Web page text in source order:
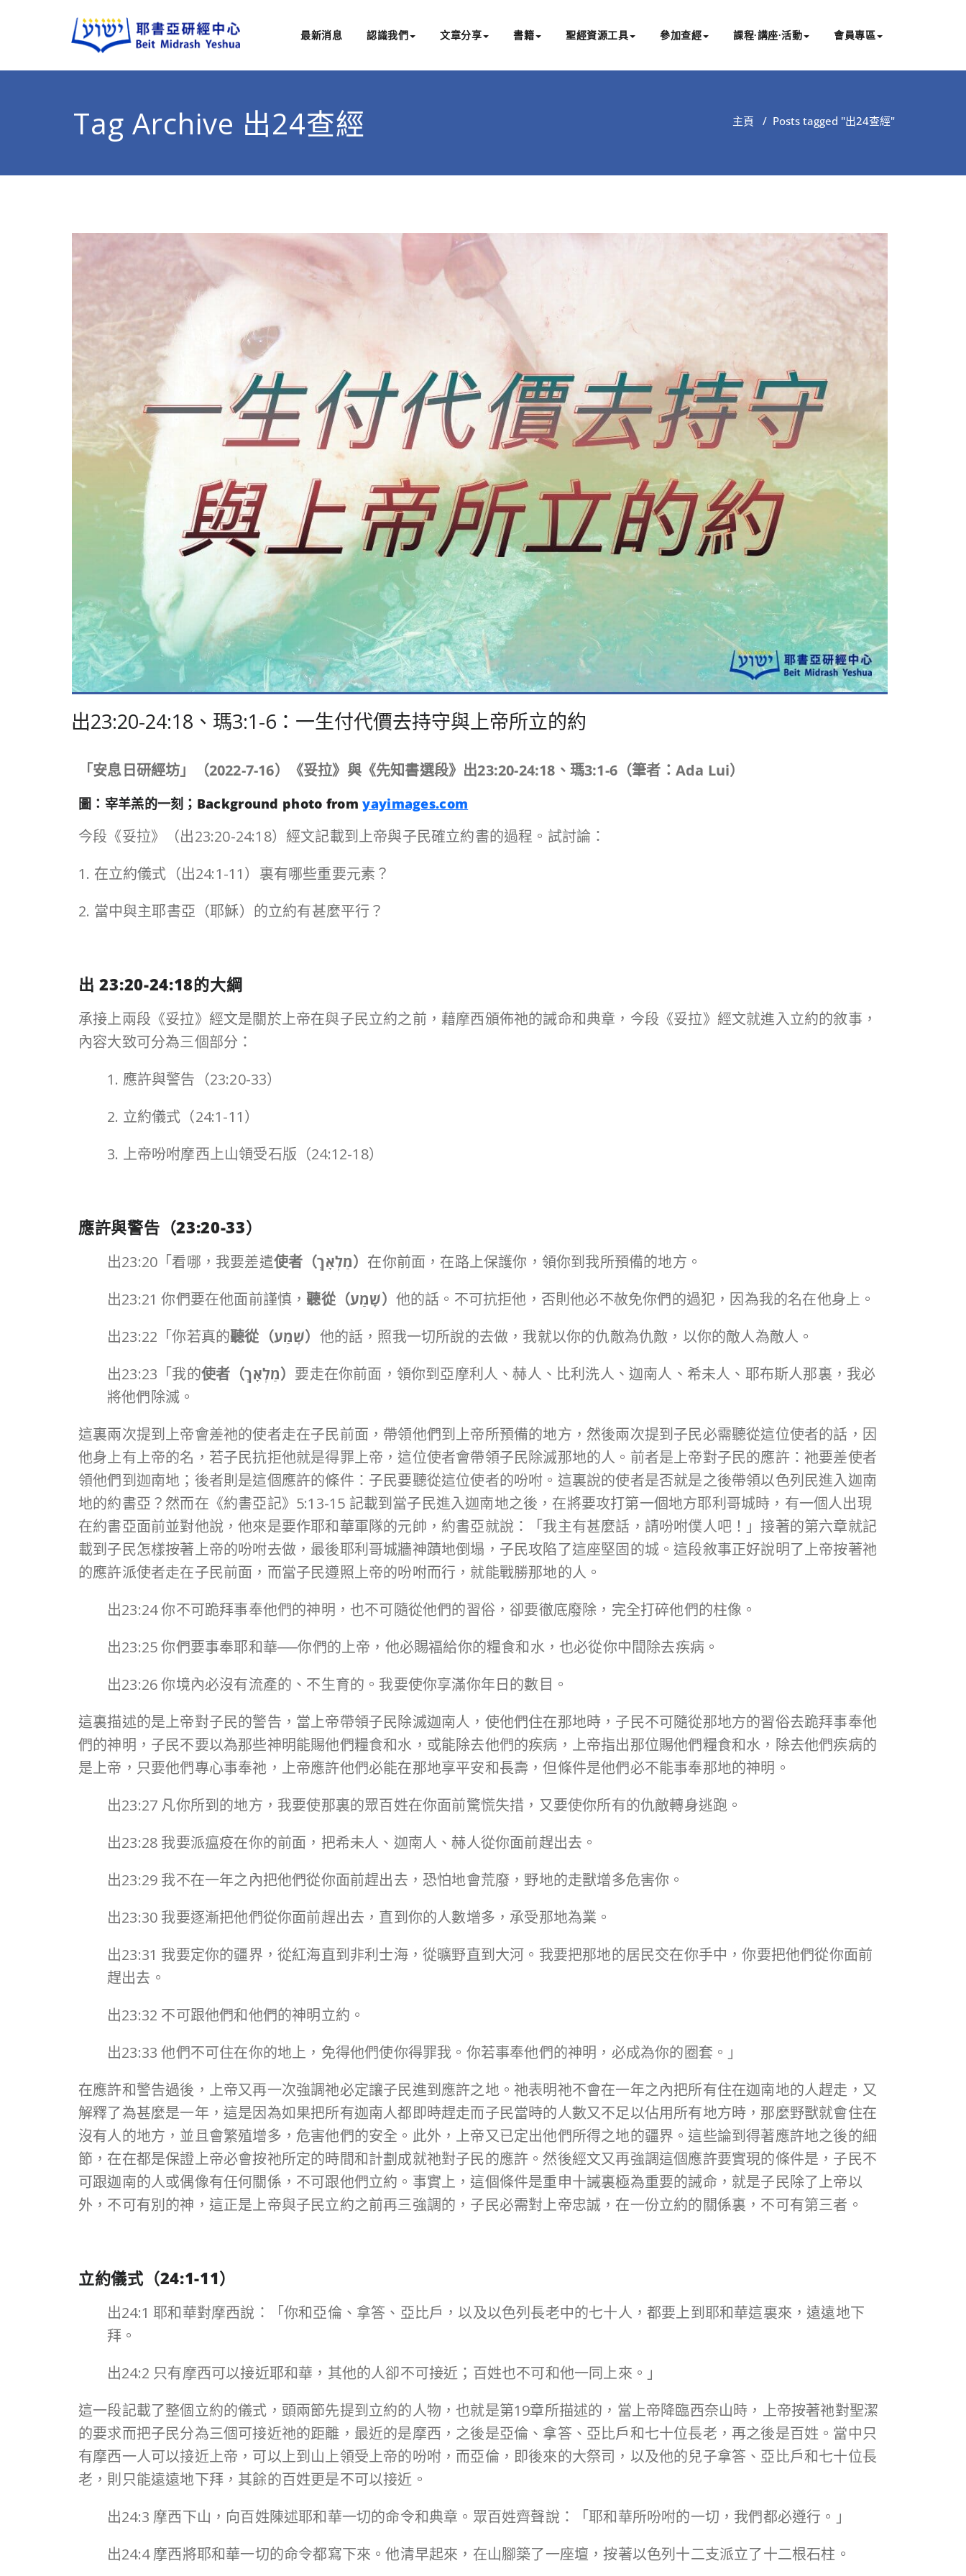
最新消息 認識我們 文章分享 書籍 聖經資源工具 參加查經 課程∙講座∙活動 會員專區
Tag Archive 出24查經 主頁 / Posts tagged "出24查經"
出23:20-24:18、瑪3:1-6：一生付代價去持守與上帝所立的約
「安息日研經坊」（2022-7-16）《妥拉》與《先知書選段》出23:20-24:18 、瑪3:1-6 （筆者： Ada Lui）
圖：宰羊羔的一刻；Background photo fromyayimages.com
今段《妥拉》（出23:20-24:18）經文記載到上帝與子民確立約書的過程。試討論：
1. 在立約儀式（出24:1-11）裏有哪些重要元素？
2. 當中與主耶書亞（耶穌）的立約有甚麼平行？
出 23:20-24:18的大綱
承接上兩段《妥拉》經文是關於上帝在與子民立約之前，藉摩西頒佈祂的誡命和典章，今段《妥拉》經文就進入立約的敘事，
內容大致可分為三個部分：
1. 應許與警告（23:20-33）
2. 立約儀式（24:1-11）
3. 上帝吩咐摩西上山領受石版（24:12-18）
應許與警告（23:20-33）
出23:20「看哪，我要差遣使者（מַלְאָךְ） 在你前面，在路上保護你，領你到我所預備的地方。
出23:21 你們要在他面前謹慎， 聽從（שָׁמַע） 他的話。不可抗拒他，否則他必不赦免你們的過犯，因為我的名在他身上。
出23:22「你若真的聽從（שָׁמַע） 他的話，照我一切所說的去做，我就以你的仇敵為仇敵，以你的敵人為敵人。
出23:23「我的使者（מַלְאָךְ） 要走在你前面，領你到亞摩利人、赫人、比利洗人、迦南人、希未人、耶布斯人那裏，我必
將他們除滅。
這裏兩次提到上帝會差祂的使者走在子民前面，帶領他們到上帝所預備的地方，然後兩次提到子民必需聽從這位使者的話，因
他身上有上帝的名，若子民抗拒他就是得罪上帝，這位使者會帶領子民除滅那地的人。前者是上帝對子民的應許：祂要差使者
領他們到迦南地；後者則是這個應許的條件：子民要聽從這位使者的吩咐。這裏說的使者是否就是之後帶領以色列民進入迦南
地的約書亞？然而在《約書亞記》5:13-15 記載到當子民進入迦南地之後，在將要攻打第一個地方耶利哥城時，有一個人出現
在約書亞面前並對他說，他來是要作耶和華軍隊的元帥，約書亞就說：「我主有甚麼話，請吩咐僕人吧！」接著的第六章就記
載到子民怎樣按著上帝的吩咐去做，最後耶利哥城牆神蹟地倒塌，子民攻陷了這座堅固的城。這段敘事正好說明了上帝按著祂
的應許派使者走在子民前面，而當子民遵照上帝的吩咐而行，就能戰勝那地的人。
出23:24 你不可跪拜事奉他們的神明，也不可隨從他們的習俗，卻要徹底廢除，完全打碎他們的柱像。
出23:25 你們要事奉耶和華──你們的上帝，他必賜福給你的糧食和水，也必從你中間除去疾病。
出23:26 你境內必沒有流產的、不生育的。我要使你享滿你年日的數目。
這裏描述的是上帝對子民的警告，當上帝帶領子民除滅迦南人，使他們住在那地時，子民不可隨從那地方的習俗去跪拜事奉他
們的神明，子民不要以為那些神明能賜他們糧食和水，或能除去他們的疾病，上帝指出那位賜他們糧食和水，除去他們疾病的
是上帝，只要他們專心事奉祂，上帝應許他們必能在那地享平安和長壽，但條件是他們必不能事奉那地的神明。
出23:27 凡你所到的地方，我要使那裏的眾百姓在你面前驚慌失措，又要使你所有的仇敵轉身逃跑。
出23:28 我要派瘟疫在你的前面，把希未人、迦南人、赫人從你面前趕出去。
出23:29 我不在一年之內把他們從你面前趕出去，恐怕地會荒廢，野地的走獸增多危害你。
出23:30 我要逐漸把他們從你面前趕出去，直到你的人數增多，承受那地為業。
出23:31 我要定你的疆界，從紅海直到非利士海，從曠野直到大河。我要把那地的居民交在你手中，你要把他們從你面前
趕出去。
出23:32 不可跟他們和他們的神明立約。
出23:33 他們不可住在你的地上，免得他們使你得罪我。你若事奉他們的神明，必成為你的圈套。」
在應許和警告過後，上帝又再一次強調祂必定讓子民進到應許之地。祂表明祂不會在一年之內把所有住在迦南地的人趕走，又
解釋了為甚麼是一年，這是因為如果把所有迦南人都即時趕走而子民當時的人數又不足以佔用所有地方時，那麼野獸就會住在
沒有人的地方，並且會繁殖增多，危害他們的安全。此外，上帝又已定出他們所得之地的疆界。這些論到得著應許地之後的細
節，在在都是保證上帝必會按祂所定的時間和計劃成就祂對子民的應許。然後經文又再強調這個應許要實現的條件是，子民不
可跟迦南的人或偶像有任何關係，不可跟他們立約。事實上，這個條件是重申十誡裏極為重要的誡命，就是子民除了上帝以
外，不可有別的神，這正是上帝與子民立約之前再三強調的，子民必需對上帝忠誠，在一份立約的關係裏，不可有第三者。
立約儀式（24:1-11）
出24:1 耶和華對摩西說：「你和亞倫、拿答、亞比戶，以及以色列長老中的七十人，都要上到耶和華這裏來，遠遠地下
拜。
出24:2 只有摩西可以接近耶和華，其他的人卻不可接近；百姓也不可和他一同上來。」
這一段記載了整個立約的儀式，頭兩節先提到立約的人物，也就是第19章所描述的，當上帝降臨西奈山時，上帝按著祂對聖潔
的要求而把子民分為三個可接近祂的距離，最近的是摩西，之後是亞倫、拿答、亞比戶和七十位長老，再之後是百姓。當中只
有摩西一人可以接近上帝，可以上到山上領受上帝的吩咐，而亞倫，即後來的大祭司，以及他的兒子拿答、亞比戶和七十位長
老，則只能遠遠地下拜，其餘的百姓更是不可以接近。
出24:3 摩西下山，向百姓陳述耶和華一切的命令和典章。眾百姓齊聲說：「耶和華所吩咐的一切，我們都必遵行。」
出24:4 摩西將耶和華一切的命令都寫下來。他清早起來，在山腳築了一座壇，按著以色列十二支派立了十二根石柱。